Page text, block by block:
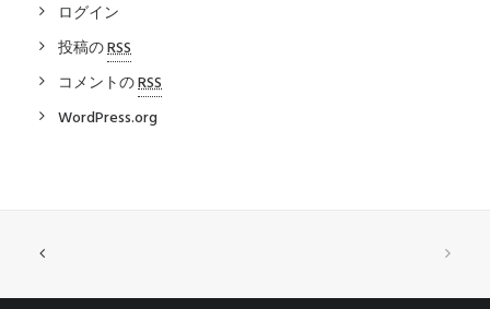
ログイン
投稿のRSS
コメントのRSS
WordPress.org